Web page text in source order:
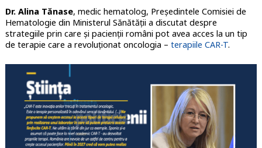
Dr. Alina Tănase, medic hematolog, Președintele Comisiei de
Hematologie din Ministerul Sănătății a discutat despre
strategiile prin care și pacienții români pot avea acces la un tip
de terapie care a revoluționat oncologia – terapiile CAR-T.